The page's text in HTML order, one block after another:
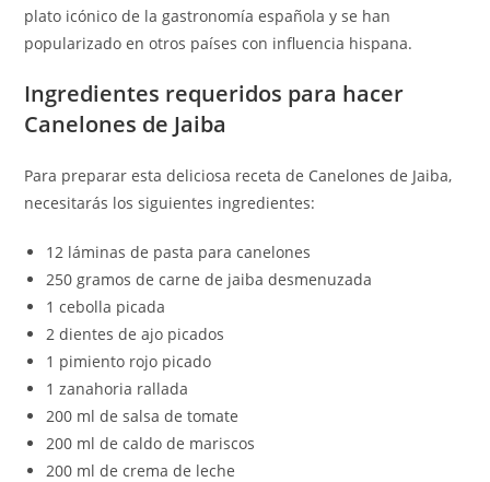
plato icónico de la gastronomía española y se han
popularizado en otros países con influencia hispana.
Ingredientes requeridos para hacer
Canelones de Jaiba
Para preparar esta deliciosa receta de Canelones de Jaiba,
necesitarás los siguientes ingredientes:
12 láminas de pasta para canelones
250 gramos de carne de jaiba desmenuzada
1 cebolla picada
2 dientes de ajo picados
1 pimiento rojo picado
1 zanahoria rallada
200 ml de salsa de tomate
200 ml de caldo de mariscos
200 ml de crema de leche